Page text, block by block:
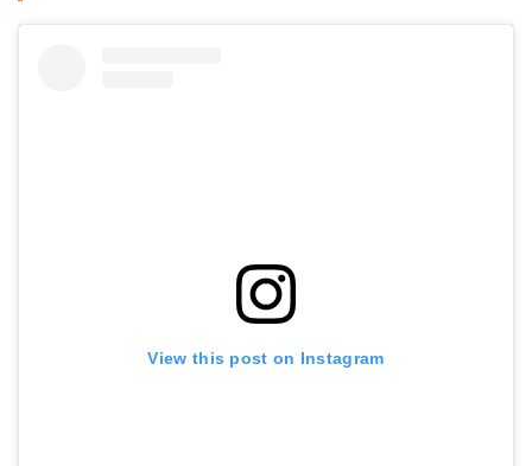
View this post on Instagram